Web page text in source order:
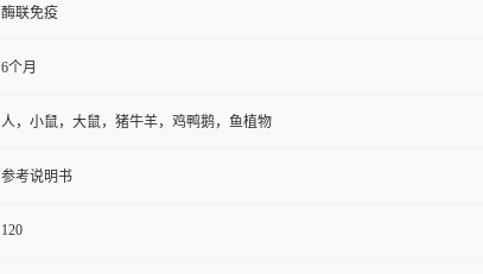
酶联免疫
6个月
人，小鼠，大鼠，猪牛羊，鸡鸭鹅，鱼植物
参考说明书
120